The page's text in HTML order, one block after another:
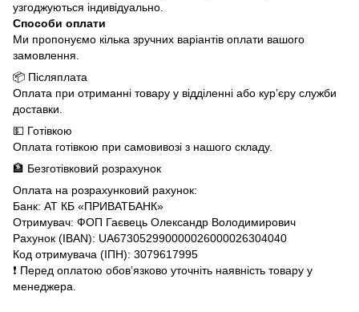
узгоджуються індивідуально.
Способи оплати
Ми пропонуємо кілька зручних варіантів оплати вашого
замовлення.
📦 Післяплата
Оплата при отриманні товару у відділенні або кур’єру служби
доставки.
💵 Готівкою
Оплата готівкою при самовивозі з нашого складу.
🏦 Безготівковий розрахунок
Оплата на розрахунковий рахунок:
Банк: АТ КБ «ПРИВАТБАНК»
Отримувач: ФОП Гаєвець Олександр Володимирович
Рахунок (IBAN): UA673052990000026000026304040
Код отримувача (ІПН): 3079617995
❗️ Перед оплатою обов’язково уточніть наявність товару у
менеджера.